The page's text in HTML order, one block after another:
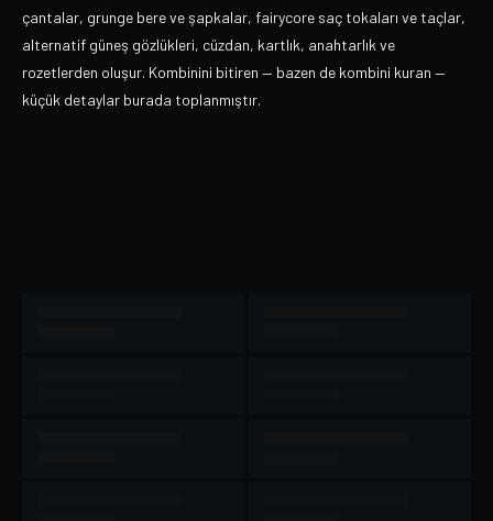
çantalar, grunge bere ve şapkalar, fairycore saç tokaları ve taçlar,
alternatif güneş gözlükleri, cüzdan, kartlık, anahtarlık ve
rozetlerden oluşur. Kombinini bitiren — bazen de kombini kuran —
küçük detaylar burada toplanmıştır.